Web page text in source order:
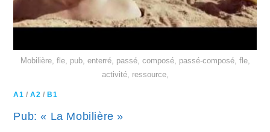
Mobilière, fle, pub, enterré, passé, composé, passé-composé, fle,
activité, ressource,
A1 /A2 / B1
Pub: « La Mobilière »